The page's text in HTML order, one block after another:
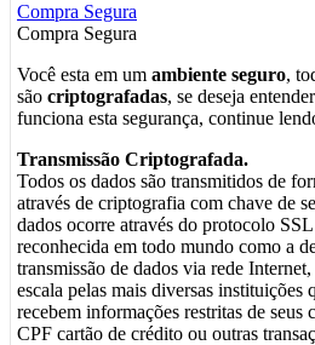
Compra Segura
Compra Segura
Você esta em um ambiente seguro,
são criptografadas, se deseja
funciona esta segurança, continue
Transmissão Criptografada.
Todos os dados são transmitidos de
através de criptografia com chave de
dados ocorre através do protocolo
reconhecida em todo mundo como a
transmissão de dados via rede
escala pelas mais diversas instituições
recebem informações restritas de seus
CPF cartão de crédito ou outras